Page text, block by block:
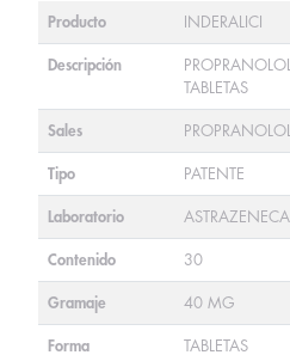
Producto INDERALICI
Descripción
TABLETAS
Sales
Tipo PATENTE
Laboratorio ASTRAZENECA
Contenido 30
Gramaje 40 MG
Forma
TABLETAS